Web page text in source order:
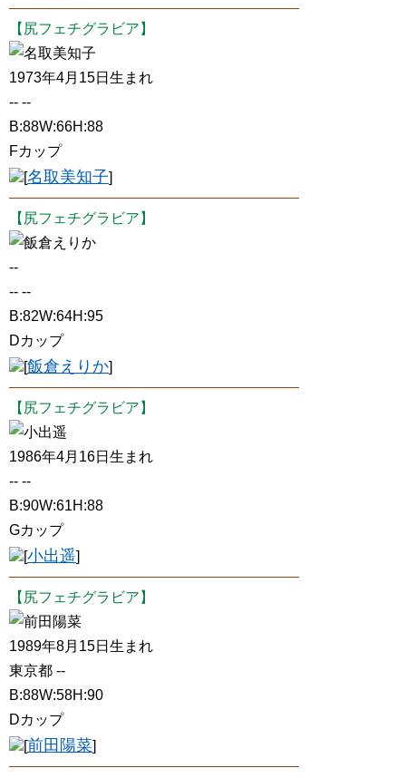
【尻フェチグラビア】
名取美知子
1973年4月15日生まれ
-- --
B:88W:66H:88
Fカップ
[名取美知子]
【尻フェチグラビア】
飯倉えりか
--
-- --
B:82W:64H:95
Dカップ
[飯倉えりか]
【尻フェチグラビア】
小出遥
1986年4月16日生まれ
-- --
B:90W:61H:88
Gカップ
[小出遥]
【尻フェチグラビア】
前田陽菜
1989年8月15日生まれ
東京都 --
B:88W:58H:90
Dカップ
[前田陽菜]